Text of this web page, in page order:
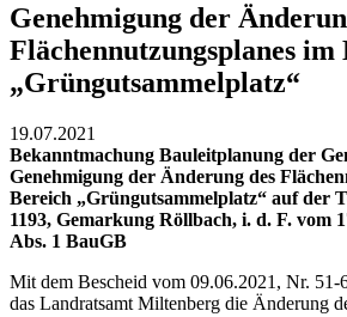
Genehmigung der
Flächennutzungsplanes im
„Grüngutsammelplatz“
19.07.2021
Bekanntmachung Bauleitplanung der
Genehmigung der Änderung des
Bereich „Grüngutsammelplatz“ auf der
1193, Gemarkung Röllbach, i. d. F. vom
Abs. 1 BauGB
Mit dem Bescheid vom 09.06.2021, Nr.
das Landratsamt Miltenberg die Änderung